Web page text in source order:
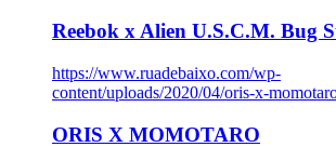
Reebok x Alien U.S.C.M. Bug
https://www.ruadebaixo.com/wp-
content/uploads/2020/04/oris-x-
ORIS X MOMOTARO